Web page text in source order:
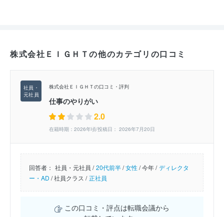
株式会社ＥＩＧＨＴの他のカテゴリの口コミ
株式会社ＥＩＧＨＴの口コミ・評判
仕事のやりがい
2.0
在籍時期：2026年頃/投稿日： 2026年7月20日
回答者： 社員・元社員 / 20代前半/女性/今年 / ディレクタ
ー・AD /社員クラス / 正社員
この口コミ・評点は転職会議から